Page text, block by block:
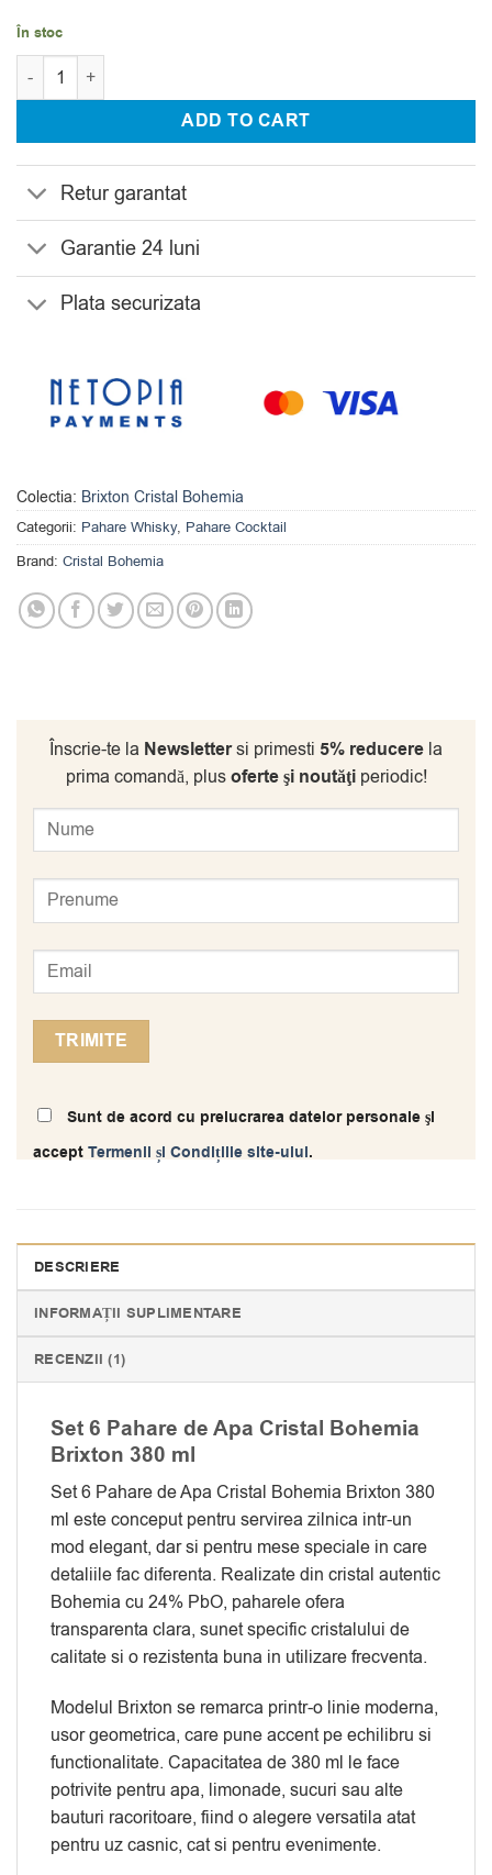
În stoc
Cantitate Set 6 Pahare de Apa Cristal Bohemia Brixton 380 ml
ADD TO CART
Retur garantat
Garantie 24 luni
Plata securizata
Colectia: Brixton Cristal Bohemia
Categorii: Pahare Whisky, Pahare Cocktail
Brand: Cristal Bohemia
Înscrie-te la Newslettersi primesti 5% reducere la
prima comandă, plusoferte şi noutăţiperiodic!
Sunt de acord cu prelucrarea datelor personale şi
acceptTermenii și Condițiile site-ului.
DESCRIERE
INFORMAȚII SUPLIMENTARE
RECENZII (1)
Set 6 Pahare de Apa Cristal Bohemia
Brixton 380 ml
Set 6 Pahare de Apa Cristal Bohemia Brixton 380
ml este conceput pentru servirea zilnica intr-un
mod elegant, dar si pentru mese speciale in care
detaliile fac diferenta. Realizate din cristal autentic
Bohemia cu 24% PbO, paharele ofera
transparenta clara, sunet specific cristalului de
calitate si o rezistenta buna in utilizare frecventa.
Modelul Brixton se remarca printr-o linie moderna,
usor geometrica, care pune accent pe echilibru si
functionalitate. Capacitatea de 380 ml le face
potrivite pentru apa, limonade, sucuri sau alte
bauturi racoritoare, fiind o alegere versatila atat
pentru uz casnic, cat si pentru evenimente.